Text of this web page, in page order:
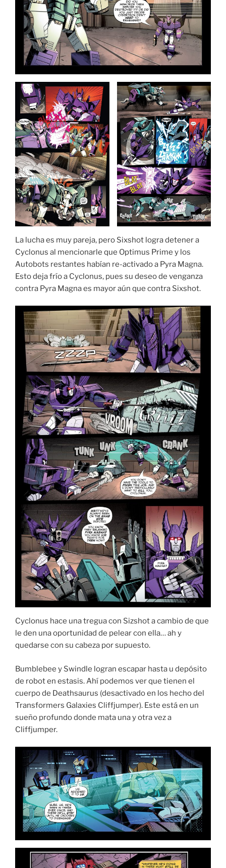
La lucha es muy pareja, pero Sixshot logra detener a
Cyclonus al mencionarle que Optimus Prime y los
Autobots restantes habían re-activado a Pyra Magna.
Esto deja frío a Cyclonus, pues su deseo de venganza
contra Pyra Magna es mayor aún que contra Sixshot.
Cyclonus hace una tregua con Sizshot a cambio de que
le den una oportunidad de pelear con ella… ah y
quedarse con su cabeza por supuesto.
Bumblebee y Swindle logran escapar hasta u depósito
de robot en estasis. Ahí podemos ver que tienen el
cuerpo de Deathsaurus (desactivado en los hecho del
Transformers Galaxies Cliffjumper). Este está en un
sueño profundo donde mata una y otra vez a
Cliffjumper.